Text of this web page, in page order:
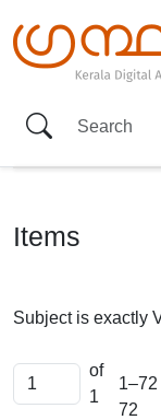
Items
Subject is exactly
of
1
1–72
72